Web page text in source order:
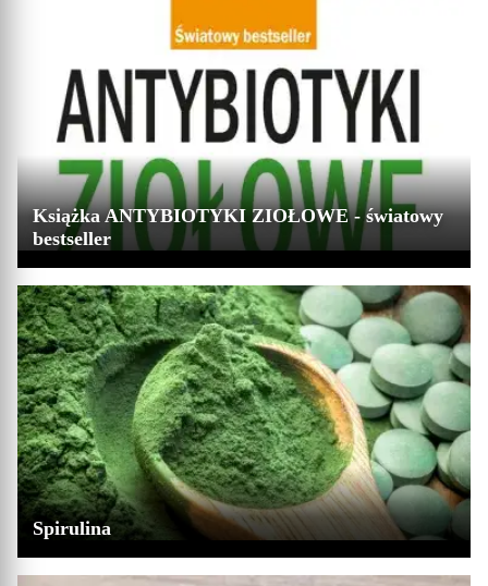
Książka ANTYBIOTYKI ZIOŁOWE - światowy
bestseller
Spirulina